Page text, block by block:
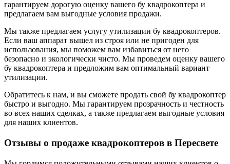
гарантируем дорогую оценку вашего бу квадрокоптера и
предлагаем вам выгодные условия продажи.
Мы также предлагаем услугу утилизации бу квадрокоптеров.
Если ваш аппарат вышел из строя или не пригоден для
использования, мы поможем вам избавиться от него
безопасно и экологически чисто. Мы проведем оценку вашего
бу квадрокоптера и предложим вам оптимальный вариант
утилизации.
Обратитесь к нам, и вы сможете продать свой бу квадрокоптер
быстро и выгодно. Мы гарантируем прозрачность и честность
во всех наших сделках, а также предлагаем выгодные условия
для наших клиентов.
Отзывы о продаже квадрокоптеров в Пересвете